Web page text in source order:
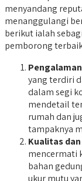
menyandang
menanggulangi
berikut ialah
pemborong
yang terdiri
dalam segi
mendetail
rumah dan
tampaknya
Kualitas
mencermati
bahan
ukur mutu